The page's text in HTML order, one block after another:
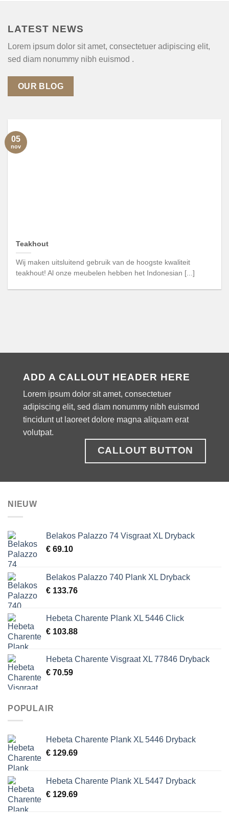
LATEST NEWS
Lorem ipsum dolor sit amet, consectetuer adipiscing elit,
sed diam nonummy nibh euismod .
OUR BLOG
Teakhout
Wij maken uitsluitend gebruik van de hoogste kwaliteit
teakhout! Al onze meubelen hebben het Indonesian [...]
05
nov
ADD A CALLOUT HEADER HERE
Lorem ipsum dolor sit amet, consectetuer
adipiscing elit, sed diam nonummy nibh euismod
tincidunt ut laoreet dolore magna aliquam erat
volutpat.
CALLOUT BUTTON
NIEUW
Belakos Palazzo 74 Visgraat XL Dryback
€ 69.10
Belakos Palazzo 740 Plank XL Dryback
€ 133.76
Hebeta Charente Plank XL 5446 Click
€ 103.88
Hebeta Charente Visgraat XL 77846 Dryback
€ 70.59
POPULAIR
Hebeta Charente Plank XL 5446 Dryback
€ 129.69
Hebeta Charente Plank XL 5447 Dryback
€ 129.69